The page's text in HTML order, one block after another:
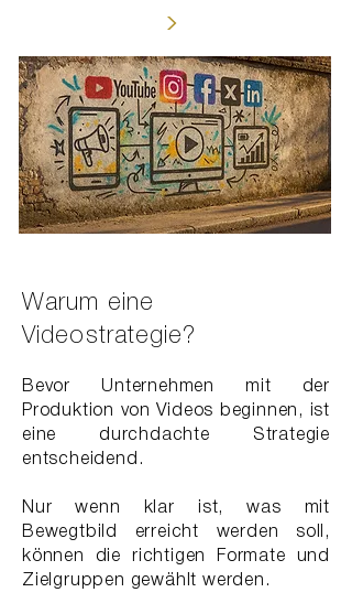
>
Warum eine
Videostrategie?
Bevor Unternehmen mit der
Produktion von Videos beginnen, ist
eine durchdachte Strategie
entscheidend.
Nur wenn klar ist, was mit
Bewegtbild erreicht werden soll,
können die richtigen Formate und
Zielgruppen gewählt werden.